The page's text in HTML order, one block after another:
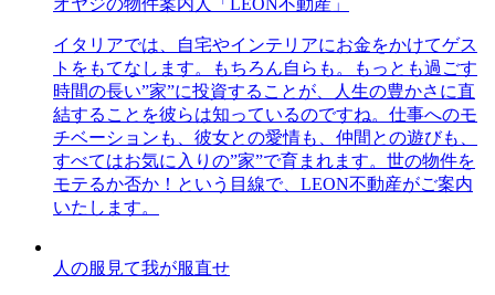
オヤジの物件案内人「LEON不動産」
イタリアでは、自宅やインテリアにお金をかけてゲス
トをもてなします。もちろん自らも。もっとも過ごす
時間の長い”家”に投資することが、人生の豊かさに直
結することを彼らは知っているのですね。仕事へのモ
チベーションも、彼女との愛情も、仲間との遊びも、
すべてはお気に入りの”家”で育まれます。世の物件を
モテるか否か！という目線で、LEON不動産がご案内
いたします。
人の服見て我が服直せ